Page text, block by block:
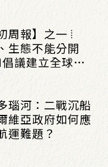
周報】之一 ⦙
生態不能分開
議建立全球水
瑙河：二戰沉船
維亞政府如何應
運難題？